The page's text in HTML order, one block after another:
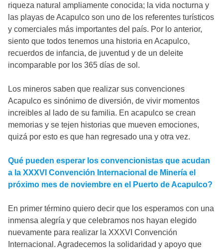
riqueza natural ampliamente conocida; la vida nocturna y
las playas de Acapulco son uno de los referentes turísticos
y comerciales más importantes del país. Por lo anterior,
siento que todos tenemos una historia en Acapulco,
recuerdos de infancia, de juventud y de un deleite
incomparable por los 365 días de sol.
Los mineros saben que realizar sus convenciones
Acapulco es sinónimo de diversión, de vivir momentos
increibles al lado de su familia. En acapulco se crean
memorias y se tejen historias que mueven emociones,
quizá por esto es que han regresado una y otra vez.
Qué pueden esperar los convencionistas que acudan
a la XXXVI Convención Internacional de Minería el
próximo mes de noviembre en el Puerto de Acapulco?
En primer término quiero decir que los esperamos con una
inmensa alegría y que celebramos nos hayan elegido
nuevamente para realizar la XXXVI Convención
Internacional. Agradecemos la solidaridad y apoyo que